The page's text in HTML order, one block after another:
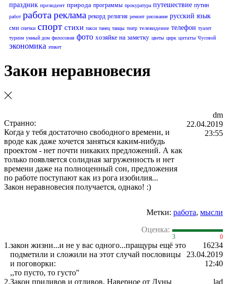
праздник президент природа программы прокуратура путешествие путин
работ работа реклама рекорд религия ремонт рисование русский язык
сми спички спорт стихи такси танец танцы театр телевидение телефон туалет
туризм умный дом филосовия фото хозяйке на заметку цветы цирк цитаты Чусовой
экономика этикет
Закон неравновесия
Странно:
Когда у тебя достаточно свободного времени, и
вроде как даже хочется заняться каким-нибудь
проектом - нет почти никаких предложений. А как
только появляется солидная загруженность и нет
времени даже на полноценный сон, предложения
по работе поступают как из рога изобилия...
Закон неравновесия получается, однако! :)
dm
22.04.2019
23:55
Метки: работа, мысли
Оценка:
3 0
1.закон жизни...и не у вас одного...пращуры ещё это
подметили и сложили на этот случай пословицы
и поговорки:
,,то пусто, то густо"
16234
23.04.2019
12:40
2.Закон приливов и отливов. Наверное от Луны lad